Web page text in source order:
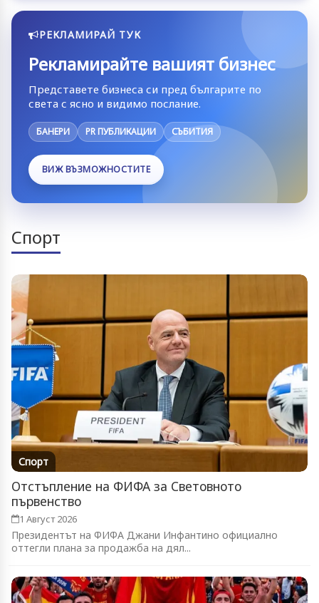
РЕКЛАМИРАЙ ТУК
Рекламирайте вашият бизнес
Представете бизнеса си пред българите по
света с ясно и видимо послание.
БАНЕРИ PR ПУБЛИКАЦИИ СЪБИТИЯ
ВИЖ ВЪЗМОЖНОСТИТЕ
Спорт
Спорт
Отстъпление на ФИФА за Световното
първенство
1 Август 2026
Президентът на ФИФА Джани Инфантино официално
оттегли плана за продажба на дял...